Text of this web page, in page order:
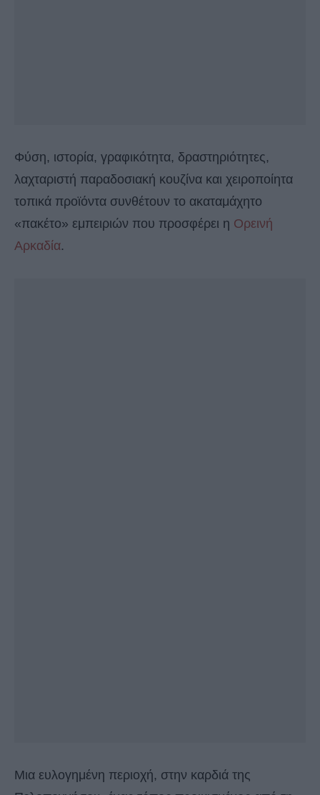
Φύση, ιστορία, γραφικότητα, δραστηριότητες,
λαχταριστή παραδοσιακή κουζίνα και χειροποίητα
τοπικά προϊόντα συνθέτουν το ακαταμάχητο
«πακέτο» εμπειριών που προσφέρει η Ορεινή
Αρκαδία.
Μια ευλογημένη περιοχή, στην καρδιά της